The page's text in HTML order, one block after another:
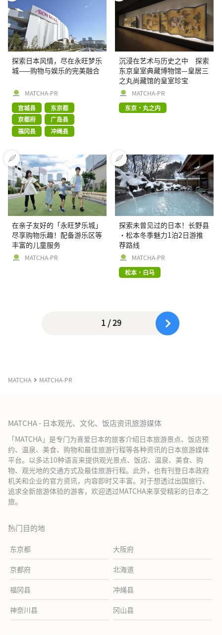
MATCHA MATCHA-PR
探索日本风情，尽在永旺梦乐
城——购物与娱乐的完美融合
MATCHA-PR
宫城县
东京都
京都府
广岛县
福冈县
冲绳县
沉浸在艺术与历史之中 探索
东京皇室典藏博物馆—皇居三
之丸尚藏馆的皇室珍宝
MATCHA-PR
东京・丸之内
在亲子友好的「永旺梦乐城」
尽享购物乐趣！配备游乐区等
丰富的儿童服务
MATCHA-PR
探索未曾见过的日本！长野县
·松本冬季魅力1泊2日游推
荐路线
MATCHA-PR
松本・白马
1 / 29
MATCHA - 日本观光、文化、饭店资讯旅游媒体
「MATCHA」是专门为喜爱日本的旅客介绍日本旅游景点、饭店预
约、温泉、美食、购物和最佳旅游行程等各种资讯的日本旅游媒体
平台。以多达10种语言来提供观光景点、饭店、温泉、美食、购
物、观光地的交通方式及最佳旅游行程。此外，也有刊登日本政府
机关和企业的官方资讯，内容即时又丰富。对于想透过出国旅行、
追求全新旅游体验的游客，欢迎透过MATCHA来享受精彩的日本之
旅。
热门目的地
东京都 大阪府
京都府 北海道
福冈县 冲绳县
神奈川县 冈山县